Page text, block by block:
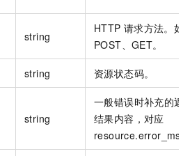
string
HTTP 请求方法。如
POST、GET。
string 资源状态码。
string
一般错误时补充的返
结果内容，对应
resource.error_msg